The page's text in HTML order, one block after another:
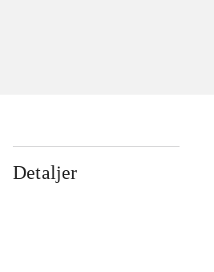
Detaljer